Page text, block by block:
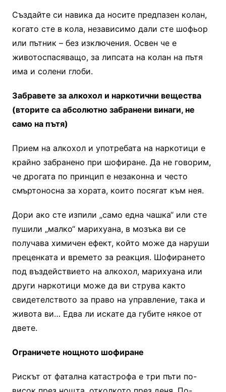
Създайте си навика да носите предпазен колан,
когато сте в кола, независимо дали сте шофьор
или пътник – без изключения. Освен че е
животоспасяващо, за липсата на колан на пътя
има и солени глоби.
Забравете за алкохол и наркотични вещества
(вторите са абсолютно забранени винаги, не
само на пътя)
Прием на алкохол и употребата на наркотици е
крайно забранено при шофиране. Да не говорим,
че дрогата по принцип е незаконна и често
смъртоносна за хората, които посягат към нея.
Дори ако сте изпили „само една чашка“ или сте
пушили „малко“ марихуана, в мозъка ви се
получава химичен ефект, който може да наруши
преценката и времето за реакция. Шофирането
под въздействието на алкохол, марихуана или
други наркотици може да ви струва както
свидетелството за право на управление, така и
живота ви… Едва ли искате да губите някое от
двете.
Ограничете нощното шофиране
Рискът от фатална катастрофа е три пъти по-